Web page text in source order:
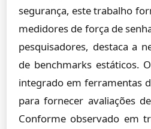
segurança, este trabalho
medidores de força de
pesquisadores, destaca a
de benchmarks estáticos.
integrado em ferramentas
para fornecer avaliações
Conforme observado em